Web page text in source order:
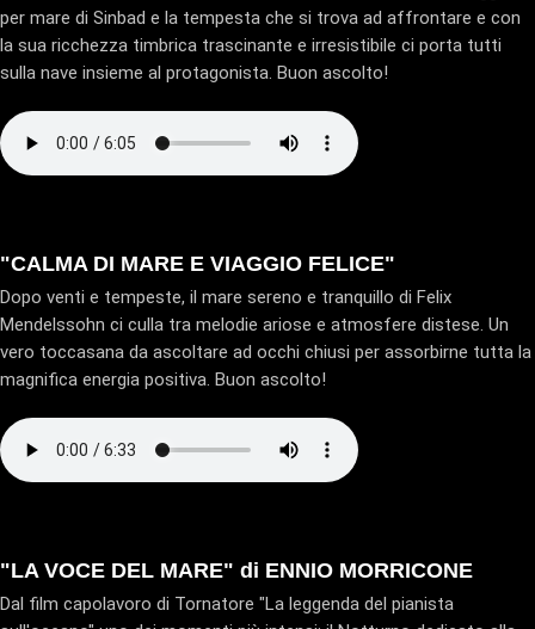
per mare di Sinbad e la tempesta che si trova ad affrontare e con
la sua ricchezza timbrica trascinante e irresistibile ci porta tutti
sulla nave insieme al protagonista. Buon ascolto!
"CALMA DI MARE E VIAGGIO FELICE"
Dopo venti e tempeste, il mare sereno e tranquillo di Felix
Mendelssohn ci culla tra melodie ariose e atmosfere distese. Un
vero toccasana da ascoltare ad occhi chiusi per assorbirne tutta la
magnifica energia positiva. Buon ascolto!
"LA VOCE DEL MARE" di ENNIO MORRICONE
Dal film capolavoro di Tornatore "La leggenda del pianista